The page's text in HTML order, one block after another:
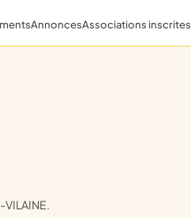
AnnoncesAssociations inscrites